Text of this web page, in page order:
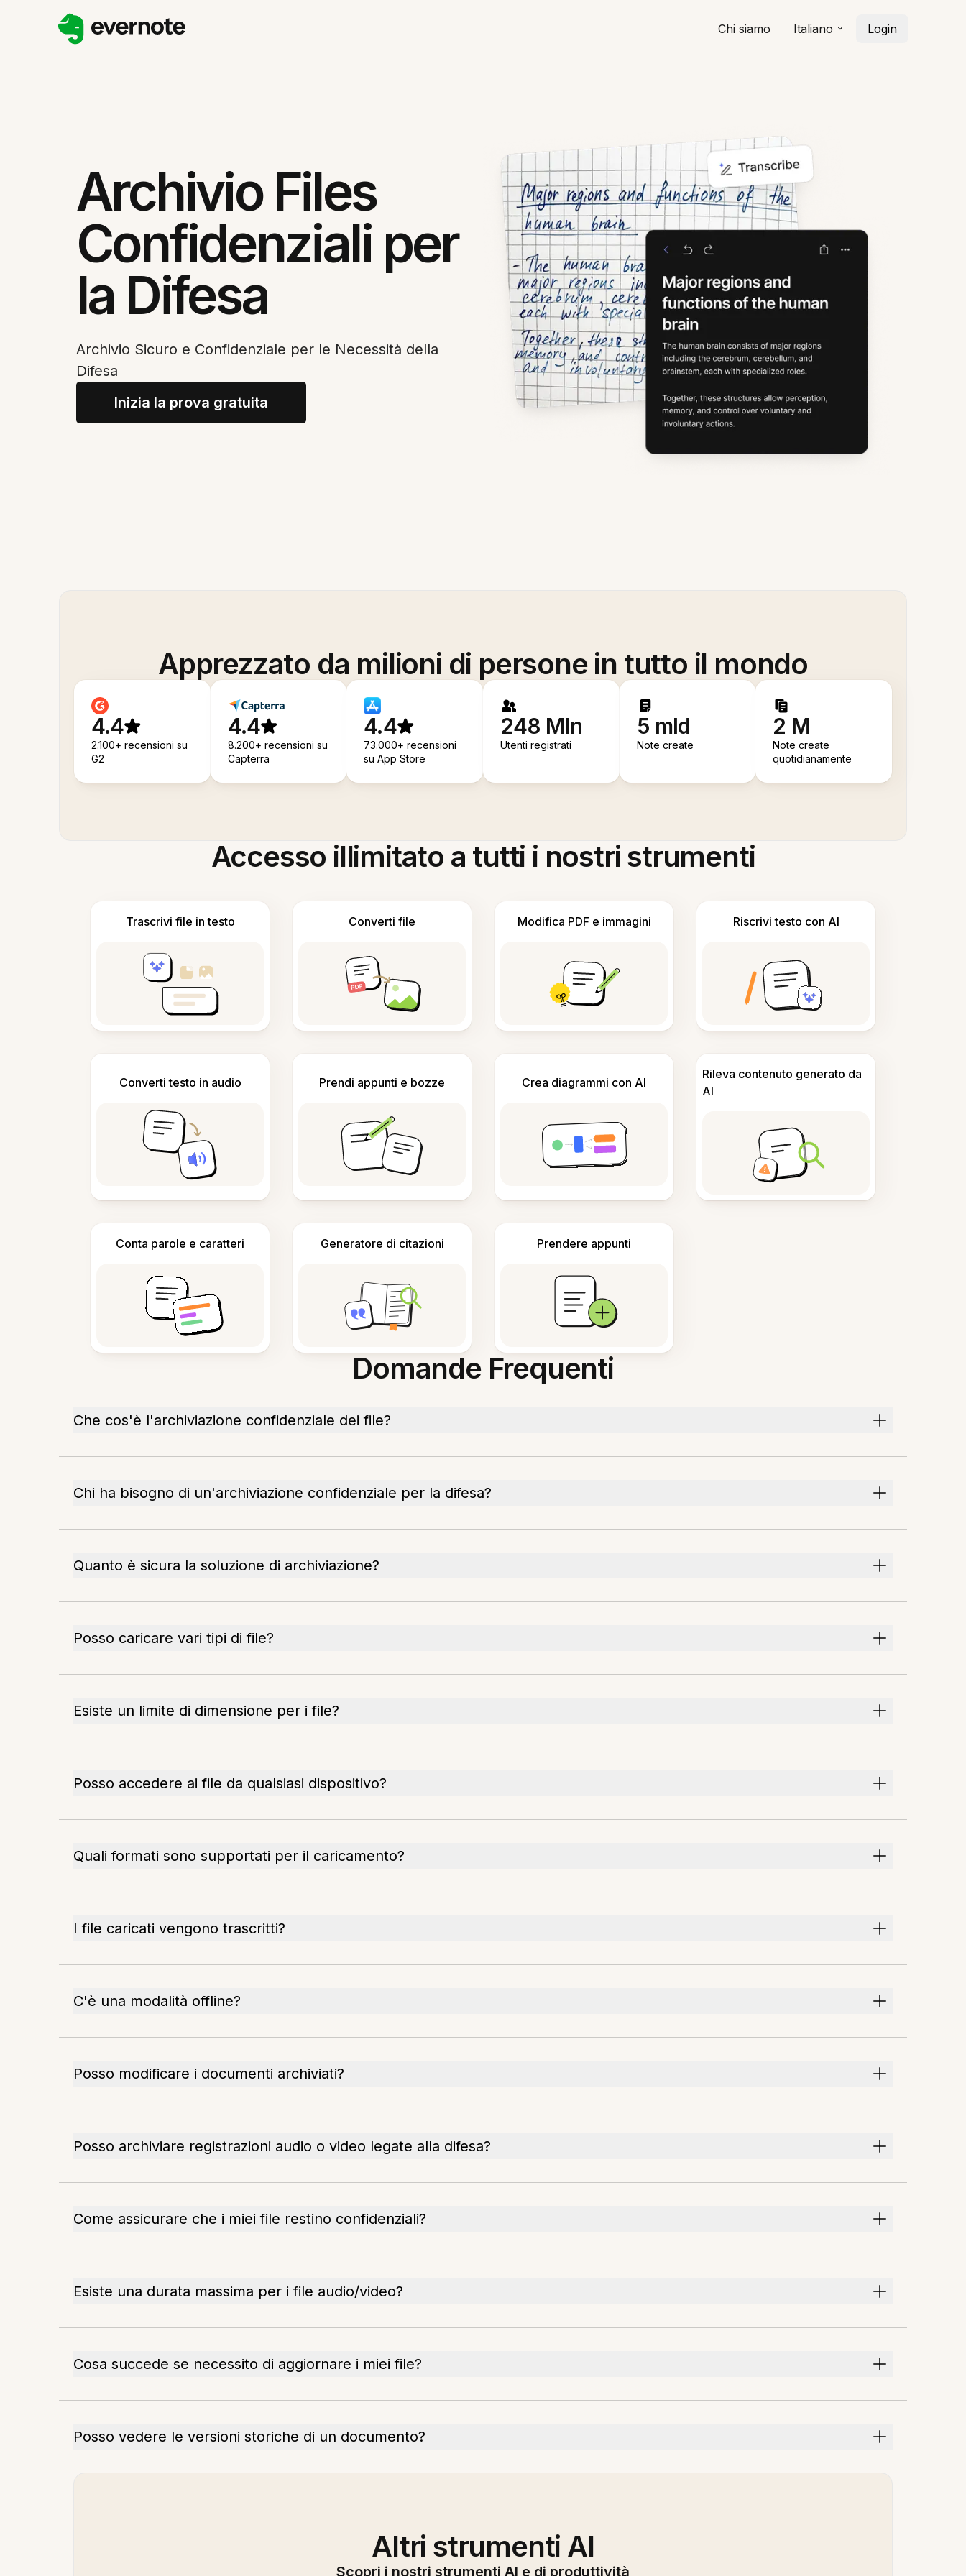
Chi siamo Italiano Login
Archivio Files
Confidenziali per
la Difesa
Archivio Sicuro e Confidenziale per le Necessità della
Difesa
Inizia la prova gratuita
Apprezzato da milioni di persone in tutto il mondo
4.4
2.100+ recensioni su
G2
4.4
8.200+ recensioni su
Capterra
4.4
73.000+ recensioni
su App Store
248 Mln
Utenti registrati
5 mld
Note create
2 M
Note create
quotidianamente
Accesso illimitato a tutti i nostri strumenti
Trascrivi file in testo Converti file Modifica PDF e immagini Riscrivi testo con AI
Converti testo in audio Prendi appunti e bozze Crea diagrammi con AI
Rileva contenuto generato da
AI
Conta parole e caratteri Generatore di citazioni Prendere appunti
Domande Frequenti
Che cos'è l'archiviazione confidenziale dei file?
Chi ha bisogno di un'archiviazione confidenziale per la difesa?
Quanto è sicura la soluzione di archiviazione?
Posso caricare vari tipi di file?
Esiste un limite di dimensione per i file?
Posso accedere ai file da qualsiasi dispositivo?
Quali formati sono supportati per il caricamento?
I file caricati vengono trascritti?
C'è una modalità offline?
Posso modificare i documenti archiviati?
Posso archiviare registrazioni audio o video legate alla difesa?
Come assicurare che i miei file restino confidenziali?
Esiste una durata massima per i file audio/video?
Cosa succede se necessito di aggiornare i miei file?
Posso vedere le versioni storiche di un documento?
Altri strumenti AI
Scopri i nostri strumenti AI e di produttività